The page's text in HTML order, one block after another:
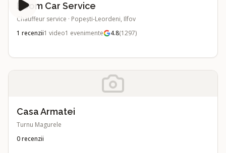
Boom Car Service
Chauffeur service · Popești-Leordeni, Ilfov
1 recenzii1 video1 evenimente 4.8(1297)
Casa Armatei
Turnu Magurele
0recenzii